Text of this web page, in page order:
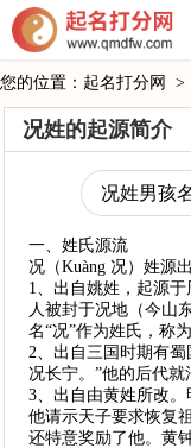
您的位置： 起名打分网 >
况姓的起源简介
况姓男孩
一、姓氏源流
况（Kuàng 况）姓源
1、出自姚姓，起源
人被封于况地（今山
名“况”作为姓氏，称
2、出自三国时期有
况长宁。”他的后代就
3、出自由黄姓所改
他请示天子要求恢复
还特意奖励了他。黄